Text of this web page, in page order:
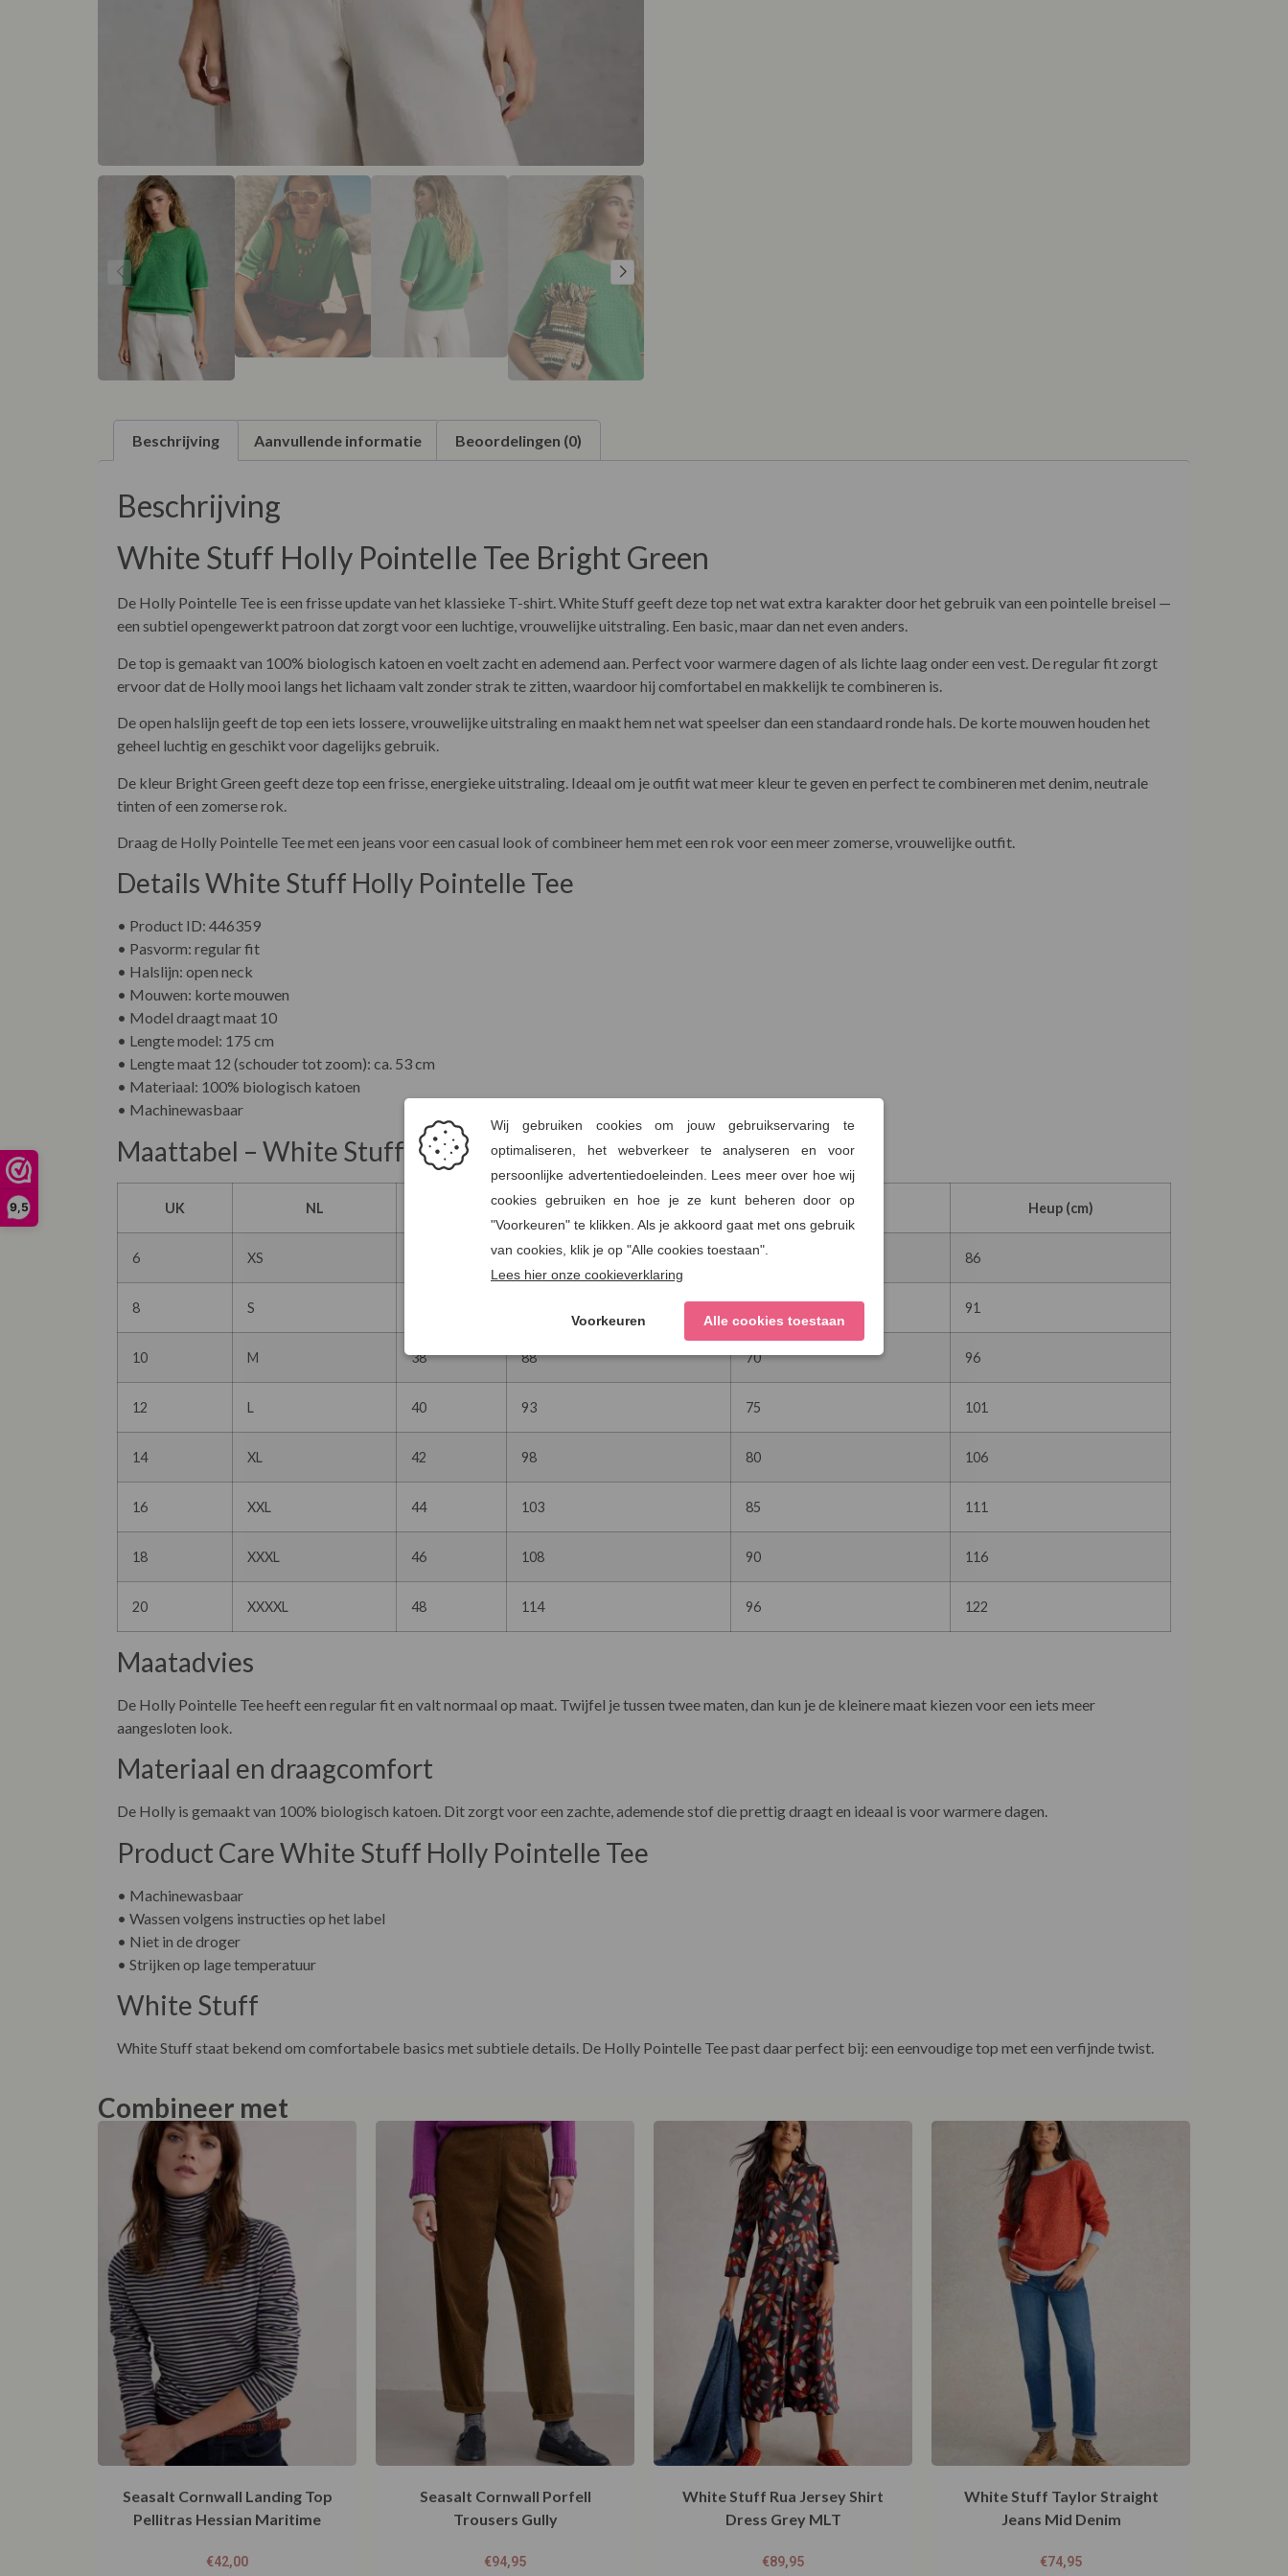
9,5
Beschrijving Aanvullende informatie Beoordelingen (0)
Beschrijving
White Stuff Holly Pointelle Tee Bright Green
De Holly Pointelle Tee is een frisse update van het klassieke T-shirt. White Stuff geeft deze top net wat extra karakter door het gebruik van een pointelle breisel —
een subtiel opengewerkt patroon dat zorgt voor een luchtige, vrouwelijke uitstraling. Een basic, maar dan net even anders.
De top is gemaakt van 100% biologisch katoen en voelt zacht en ademend aan. Perfect voor warmere dagen of als lichte laag onder een vest. De regular fit zorgt
ervoor dat de Holly mooi langs het lichaam valt zonder strak te zitten, waardoor hij comfortabel en makkelijk te combineren is.
De open halslijn geeft de top een iets lossere, vrouwelijke uitstraling en maakt hem net wat speelser dan een standaard ronde hals. De korte mouwen houden het
geheel luchtig en geschikt voor dagelijks gebruik.
De kleur Bright Green geeft deze top een frisse, energieke uitstraling. Ideaal om je outfit wat meer kleur te geven en perfect te combineren met denim, neutrale
tinten of een zomerse rok.
Draag de Holly Pointelle Tee met een jeans voor een casual look of combineer hem met een rok voor een meer zomerse, vrouwelijke outfit.
Details White Stuff Holly Pointelle Tee
• Product ID: 446359
• Pasvorm: regular fit
• Halslijn: open neck
• Mouwen: korte mouwen
• Model draagt maat 10
• Lengte model: 175 cm
• Lengte maat 12 (schouder tot zoom): ca. 53 cm
• Materiaal: 100% biologisch katoen
• Machinewasbaar
Maattabel – White Stuff
UK NL Borst (cm) Taille (cm) Heup (cm)
6 XS 78 58 86
8 S 91
10 M 38 88 70 96
12 L 40 93 75 101
14 XL 42 98 80 106
16 XXL 44 103 85 111
18 XXXL 46 108 90 116
20 XXXXL 48 114 96 122
Maatadvies
De Holly Pointelle Tee heeft een regular fit en valt normaal op maat. Twijfel je tussen twee maten, dan kun je de kleinere maat kiezen voor een iets meer
aangesloten look.
Materiaal en draagcomfort
De Holly is gemaakt van 100% biologisch katoen. Dit zorgt voor een zachte, ademende stof die prettig draagt en ideaal is voor warmere dagen.
Product Care White Stuff Holly Pointelle Tee
• Machinewasbaar
• Wassen volgens instructies op het label
• Niet in de droger
• Strijken op lage temperatuur
White Stuff
White Stuff staat bekend om comfortabele basics met subtiele details. De Holly Pointelle Tee past daar perfect bij: een eenvoudige top met een verfijnde twist.
Combineer met
Seasalt Cornwall Landing Top
Pellitras Hessian Maritime
€42,00
Seasalt Cornwall Porfell
Trousers Gully
€94,95
White Stuff Rua Jersey Shirt
Dress Grey MLT
€89,95
White Stuff Taylor Straight
Jeans Mid Denim
€74,95